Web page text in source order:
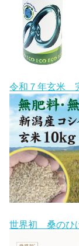
令和７年玄米
世界初 桑のひ